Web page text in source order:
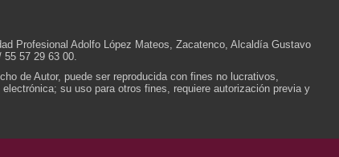
Profesional Adolfo López Mateos, Zacatenco, Alcaldía Gustavo
57 29 63 00.
de Autor, puede ser reproducida con fines no lucrativos,
su uso para otros fines, requiere autorización previa y